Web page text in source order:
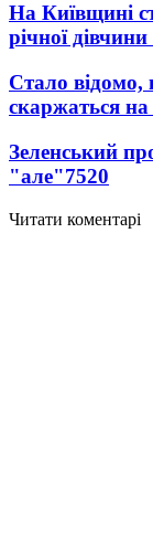
На Київщині
річної дівчини
Стало відомо,
скаржаться
Зеленський
"але"7520
Читати коментарі